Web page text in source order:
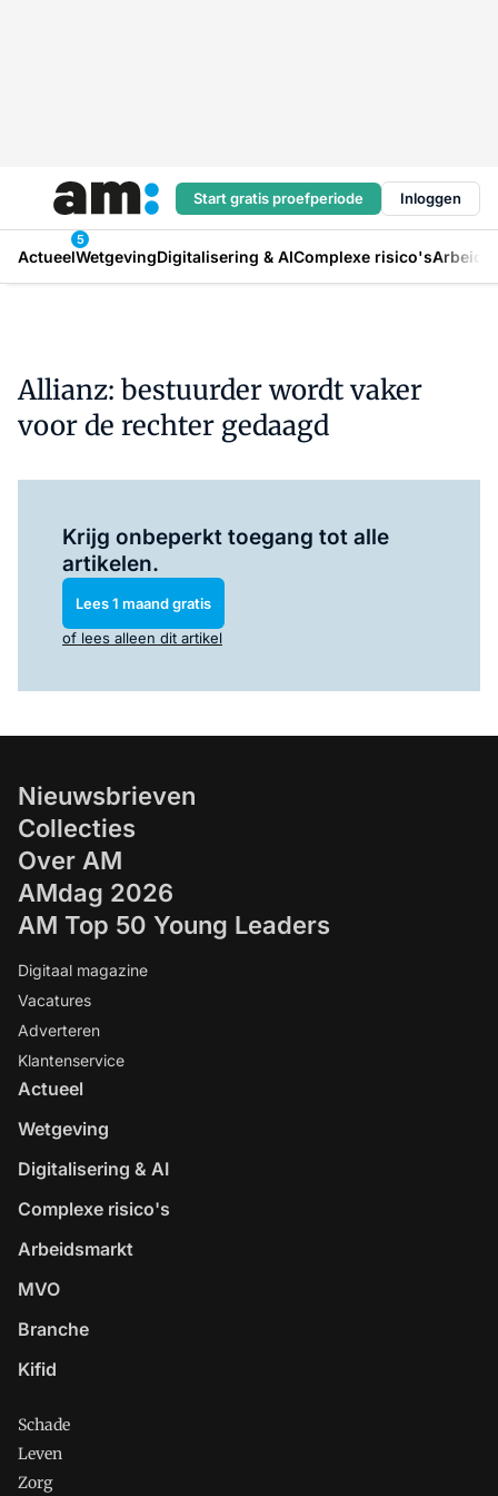
Start gratis proefperiode Inloggen
Actueel
5
WetgevingDigitalisering & AIComplexe risico's
Allianz: bestuurder wordt vaker
voor de rechter gedaagd
Krijg onbeperkt toegang tot alle
artikelen.
Lees 1 maand gratis
of lees alleen dit artikel
Nieuwsbrieven
Collecties
Over AM
AMdag 2026
AM Top 50 Young Leaders
Digitaal magazine
Vacatures
Adverteren
Klantenservice
Actueel
Wetgeving
Digitalisering & AI
Complexe risico's
Arbeidsmarkt
MVO
Branche
Kifid
Schade
Leven
Zorg